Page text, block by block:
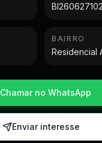
BAIRRO
Residencial
Chamar no WhatsApp
Enviar interesse